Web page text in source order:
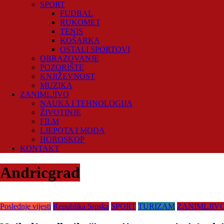
SPORT
FUDBAL
RUKOMET
TENIS
KOŠARKA
OSTALI SPORTOVI
OBRAZOVANJE
POZORIŠTE
KNJIŽEVNOST
MUZIKA
ZANIMLJIVO
NAUKA I TEHNOLOGIJA
ŽIVOTINJE
FILM
LJEPOTA I MODA
HOROSKOP
KONTAKT
Andricgrad
Poslednje vijesti Republika Srpska SPORT TURIZAM